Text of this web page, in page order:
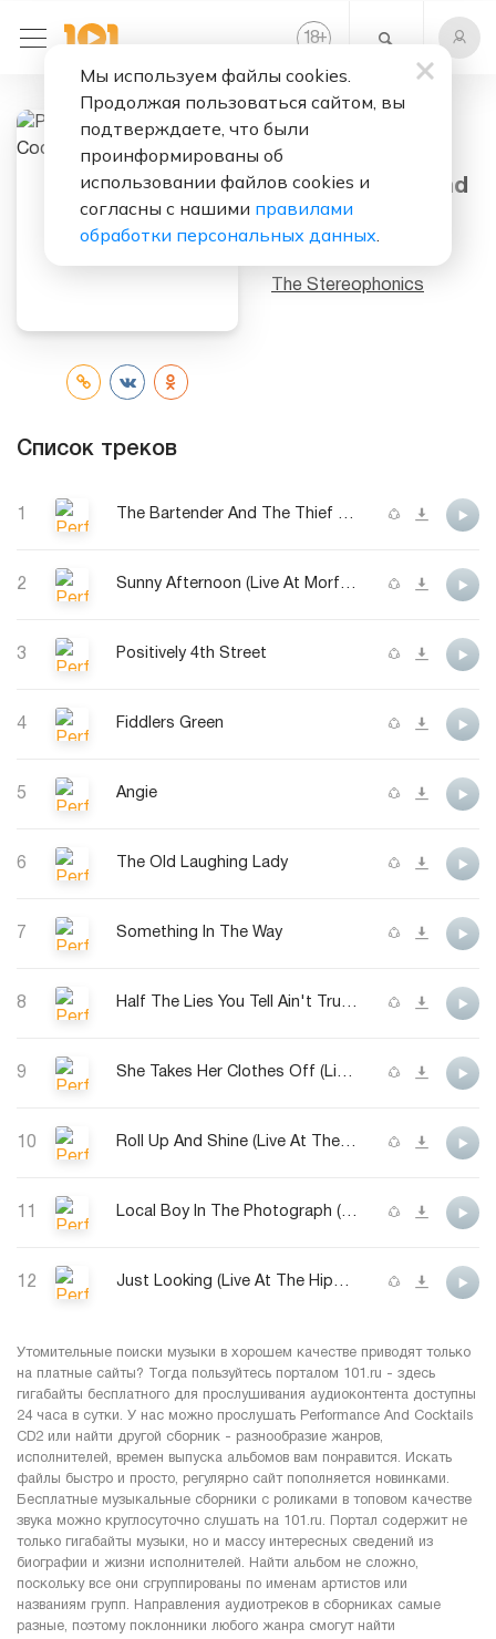
18+
Слушать бесплатно
Performance And
Cocktails CD2
The Stereophonics
Список треков
1 The Bartender And The Thief (Live At Cardiff Castle)
2 Sunny Afternoon (Live At Morfa Stadium)
3 Positively 4th Street
4 Fiddlers Green
5 Angie
6 The Old Laughing Lady
7 Something In The Way
8 Half The Lies You Tell Ain't True (Live At Belfort Festival)
9 She Takes Her Clothes Off (Live At The Hippodrome 1st March 99)
10 Roll Up And Shine (Live At The Hippodrome 1st March 99)
11 Local Boy In The Photograph (BBC Session)
12 Just Looking (Live At The Hippodrome 1st March 99)
Утомительные поиски музыки в хорошем качестве приводят только
на платные сайты? Тогда пользуйтесь порталом 101.ru - здесь
гигабайты бесплатного для прослушивания аудиоконтента доступны
24 часа в сутки. У нас можно прослушать Performance And Cocktails
CD2 или найти другой сборник - разнообразие жанров,
исполнителей, времен выпуска альбомов вам понравится. Искать
файлы быстро и просто, регулярно сайт пополняется новинками.
Бесплатные музыкальные сборники с роликами в топовом качестве
звука можно круглосуточно слушать на 101.ru. Портал содержит не
только гигабайты музыки, но и массу интересных сведений из
биографии и жизни исполнителей. Найти альбом не сложно,
поскольку все они сгруппированы по именам артистов или
названиям групп. Направления аудиотреков в сборниках самые
разные, поэтому поклонники любого жанра смогут найти
Мы используем файлы cookies.
Продолжая пользоваться сайтом, вы
подтверждаете, что были
проинформированы об
использовании файлов cookies и
согласны с нашими правилами
обработки персональных данных.